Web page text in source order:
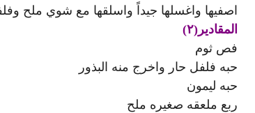
اصفيها واغسلها جيداً واسلقها مع شوي ملح
المقادير(٢)
فص ثوم
حبه فلفل حار واخرج منه البذور
حبه ليمون
ربع ملعقه صغيره ملح